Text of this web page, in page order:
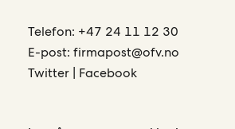
Telefon: +47 24 11 12 30
E-post:firmapost@ofv.no
Twitter | Facebook